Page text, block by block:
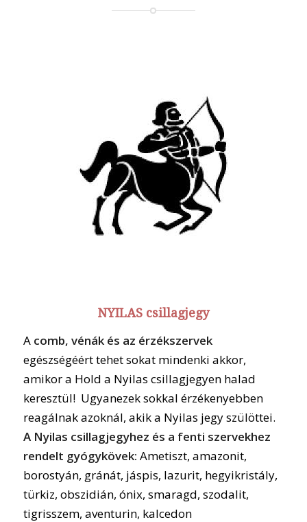
NYILAS csillagjegy
A comb, vénák és az érzékszervek
egészségéért tehet sokat mindenki akkor,
amikor a Hold a Nyilas csillagjegyen halad
keresztül! Ugyanezek sokkal érzékenyebben
reagálnak azoknál, akik a Nyilas jegy szülöttei.
A Nyilas csillagjegyhez és a fenti szervekhez
rendelt gyógykövek: Ametiszt, amazonit,
borostyán, gránát, jáspis, lazurit, hegyikristály,
türkiz, obszidián, ónix, smaragd, szodalit,
tigrisszem, aventurin, kalcedon